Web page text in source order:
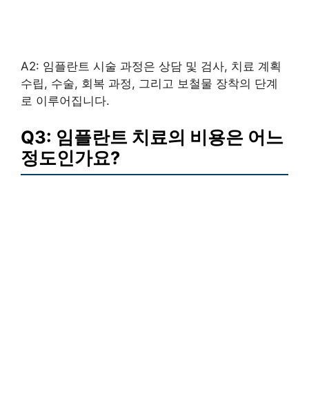
A2: 임플란트 시술 과정은 상담 및 검사, 치료 계획
수립, 수술, 회복 과정, 그리고 보철물 장착의 단계
로 이루어집니다.
Q3: 임플란트 치료의 비용은 어느
정도인가요?